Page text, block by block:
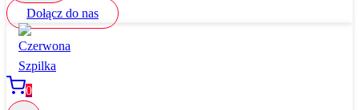
Dołącz do nas
0